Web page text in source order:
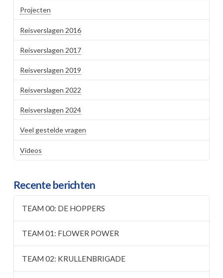
Projecten
Reisverslagen 2016
Reisverslagen 2017
Reisverslagen 2019
Reisverslagen 2022
Reisverslagen 2024
Veel gestelde vragen
Videos
Recente berichten
TEAM 00: DE HOPPERS
TEAM 01: FLOWER POWER
TEAM 02: KRULLENBRIGADE